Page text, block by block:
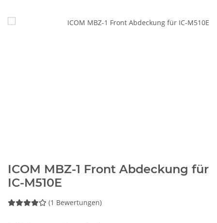
ICOM MBZ-1 Front Abdeckung für
IC-M510E
(1 Bewertungen)